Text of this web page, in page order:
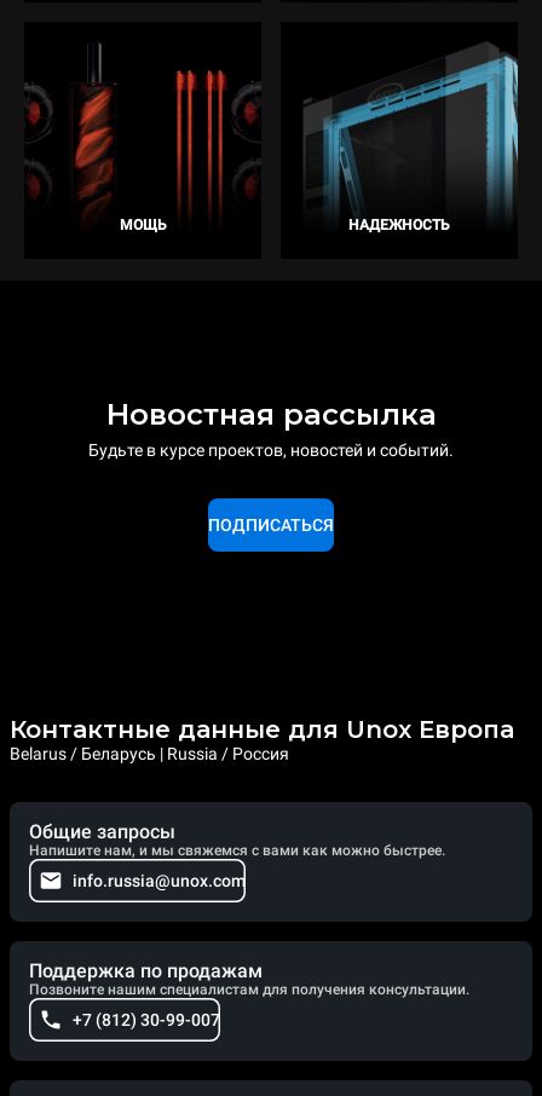
МОЩЬ НАДЕЖНОСТЬ
Новостная рассылка
Будьте в курсе проектов, новостей и событий.
ПОДПИСАТЬСЯ
Контактные данные для Unox Европа
Belarus / Беларусь | Russia / Россия
Общие запросы
Напишите нам, и мы свяжемся с вами как можно быстрее.
info.russia@unox.com
Поддержка по продажам
Позвоните нашим специалистам для получения консультации.
+7 (812) 30-99-007